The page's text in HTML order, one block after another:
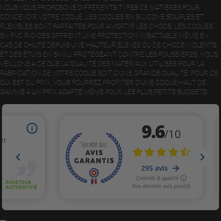
NOUS VOUS PROPOSONS DIFFÉRENTS TYPES DE MATIÈRES POUR
CONCEVOIR VOTRE COQUE. LES COQUES EN SILICONE SOUPLES ET
FLEXIBLES SONT PARFAITES POUR AMORTIR LES CHOCS, LES COQUES
EN PVC RIGIDES OFFRENT UNE PROTECTION IMBATTABLE MÊME EN
CAS DE CHUTE DEPUIS UNE HAUTEUR ÉLEVÉE OU DE CHOCS VIOLENTS,
ET DES ÉTUIS EN SIMILI PROTÉGEANT CONTRE LES POUSSIÈRES. NOUS
VEILLONS À CE QUE LA QUALITÉ DES MATÉRIAUX UTILISÉS POUR LA
FABRICATION DE VOTRE COQUE SOIT D’UNE GRANDE QUALITÉ. POUR CE
QUI EST DU PRIX, VOUS POURREZ PROFITER D’UNE COQUE HAUT DE
GAMME À UN PRIX ADAPTÉ MÊME POUR LES PLUS PETITS BUDGETS.